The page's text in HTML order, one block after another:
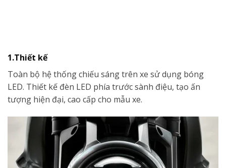
1.Thiết kế
Toàn bộ hệ thống chiếu sáng trên xe sử dụng bóng
LED. Thiết kế đèn LED phía trước sành điệu, tạo ấn
tượng hiện đại, cao cấp cho mẫu xe.